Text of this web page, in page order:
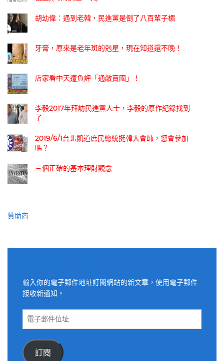
胡幼偉：遇到老韓，民進黨是倒了八百輩子楣
牙膏，原來是老年斑的剋星，現在知道還不晚！
店家看中天遭負評「通敵賣國」！
李毅2017年拜訪民進黨人士，李毅的原作紀錄找到
了
2019/6/1台北凱道庶民總統挺韓大會師，您會參加
嗎？
三個正確的基本理財觀念
贊助商
輸入你的電子郵件地址訂閱網站的新文章，使用電子郵件
接收新通知。
電
件
位
訂閱